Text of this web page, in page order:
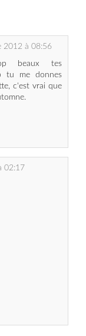
tu me donnes
c'est vrai que